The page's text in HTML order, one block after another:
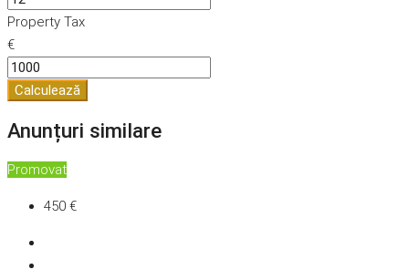
Property Tax
€
Calculează
Anunțuri similare
Promovat
450 €